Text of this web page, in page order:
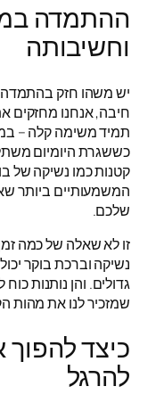
ההתמדה
וחשיבותה
יש משהו חזק
חיבה, אנחנו מחזקים
תמיד משימה קלה –
כששגרת היומיום
קטנות כמו נשיקה של
המשמעותיים ביותר
שלכם.
זו לא שאלה של כמה
נשיקה וברכת בוקר
גדולים. והן נותנות
שמזכיר לנו את מהות
כיצד להפוך
להרגל